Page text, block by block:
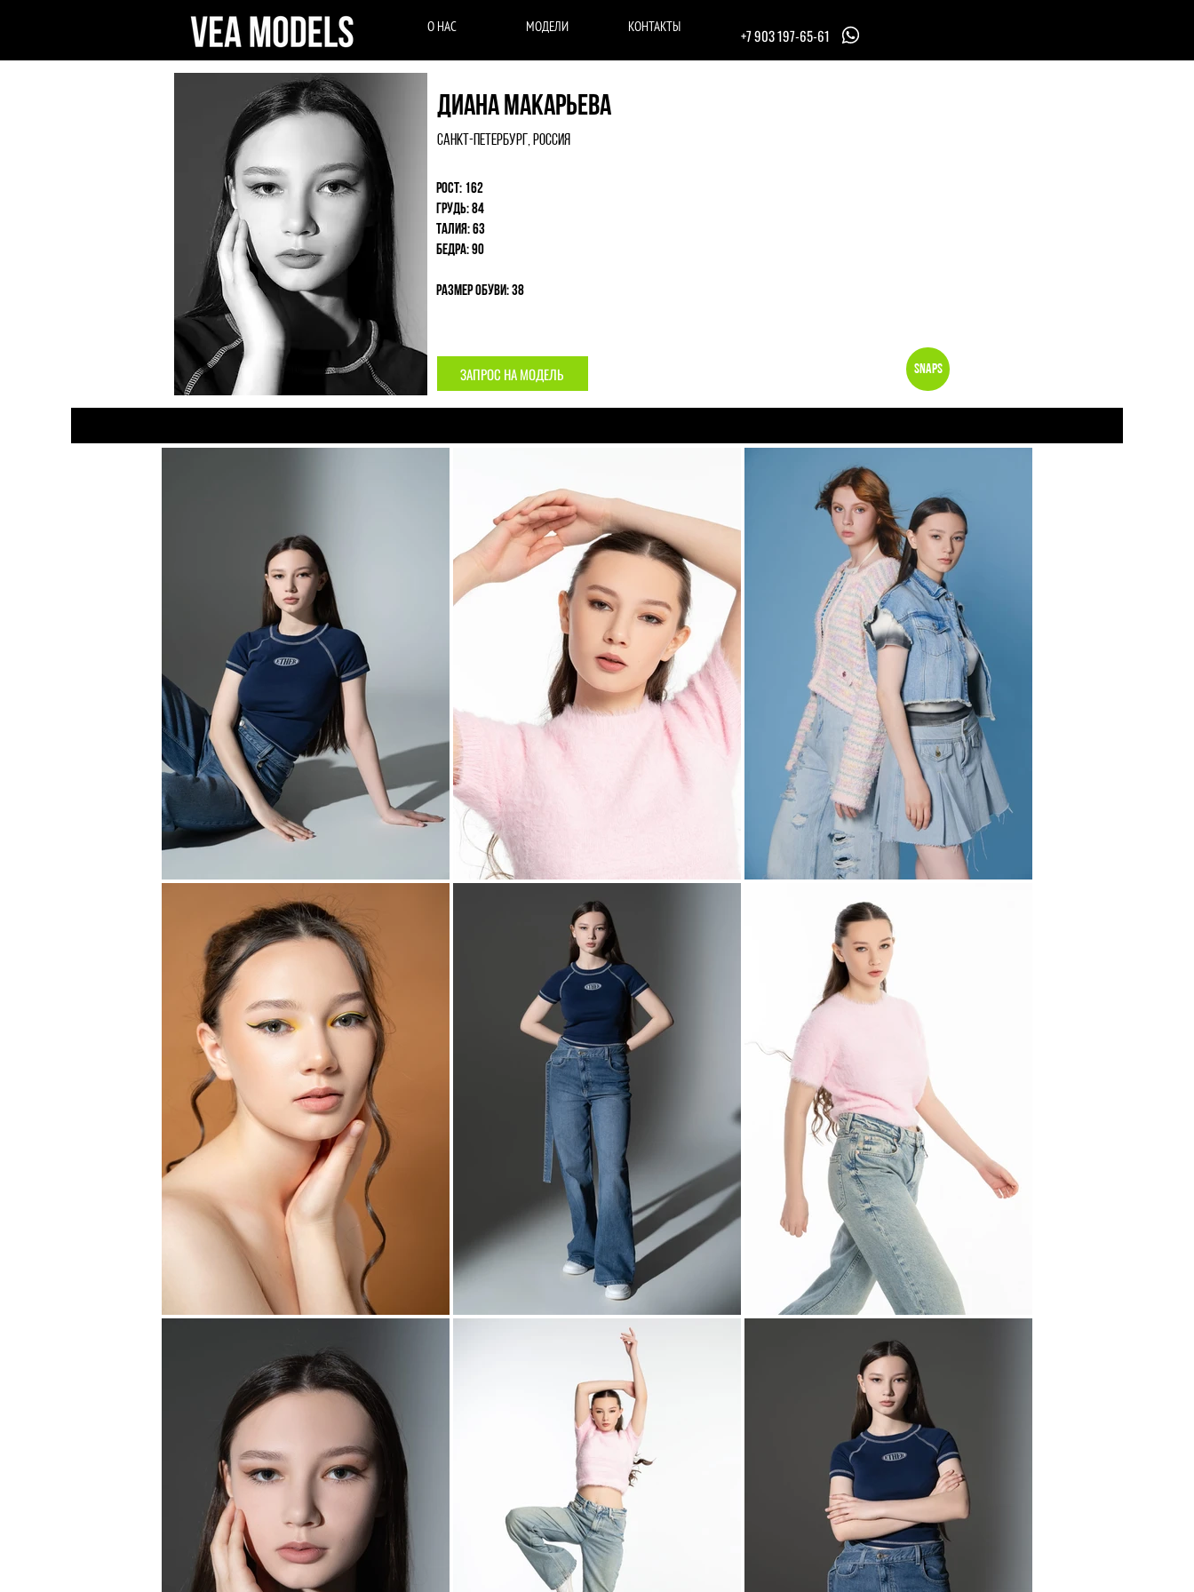
О НАС МОДЕЛИ КОНТАКТЫ +7 903 197-65-61
Диана Макарьева
Санкт-Петербург, Россия
Рост: 162
Грудь: 84
Талия: 63
Бедра: 90
Размер обуви: 38
ЗАПРОС НА МОДЕЛЬ Snaps